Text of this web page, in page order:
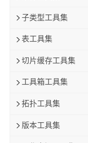
子类型工具集
表工具集
切片缓存工具集
工具箱工具集
拓扑工具集
版本工具集